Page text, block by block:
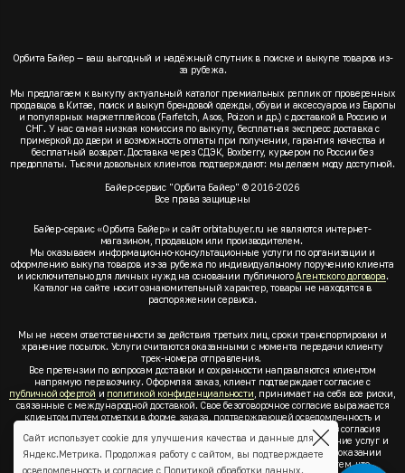
Орбита Байер — ваш выгодный и надёжный спутник в поиске и выкупе товаров из-
за рубежа.
Мы предлагаем к выкупу актуальный каталог премиальных реплик от проверенных
продавцов в Китае, поиск и выкуп брендовой одежды, обуви и аксессуаров из Европы
и популярных маркетплейсов (Farfetch, Asos, Poizon и др.) с доставкой в Россию и
СНГ. У нас самая низкая комиссия по выкупу, бесплатная экспресс доставка с
примеркой до двери и возможность оплаты при получении, гарантия качества и
бесплатный возврат. Доставка через СДЭК, Boxberry, курьером по России без
предоплаты. Тысячи довольных клиентов подтверждают: мы делаем моду доступной.
Байер-сервис "Орбита Байер" © 2016-2026
Все права защищены
Байер-сервис «Орбита Байер» и сайт orbitabuyer.ru не являются интернет-
магазином, продавцом или производителем.
Мы оказываем информационно-консультационные услуги по организации и
оформлению выкупа товаров из-за рубежа по индивидуальному поручению клиента
и исключительно для личных нужд на основании публичногоАгентского договора.
Каталог на сайте носит ознакомительный характер, товары не находятся в
распоряжении сервиса.
Мы не несем ответственности за действия третьих лиц, сроки транспортировки и
хранение посылок. Услуги считаются оказанными с момента передачи клиенту
трек-номера отправления.
Все претензии по вопросам доставки и сохранности направляются клиентом
напрямую перевозчику. Оформляя заказ, клиент подтверждает согласие с
публичной офертой и политикой конфиденциальности , принимает на себя все риски,
связанные с международной доставкой. Свое безоговорочное согласие выражается
клиентом путем отметки в форме заказа, подтверждающей осведомленность и
согласие клиента со всеми предлагаемыми сервисом условиями. Без согласия
клиента спубличной офертой иполитикой конфиденциальностиоказание услуг и
оформление заказа невозможно. Заключая акцепт условий оферты об оказании
услуг, клиент понимает, заверяет, подтверждает и соглашается с тем, что
Сайт использует cookie для улучшения качества и данные для
Яндекс.Метрика. Продолжая работу с сайтом, вы подтверждаете
осведомленность и согласие с Политикой обработки данных.